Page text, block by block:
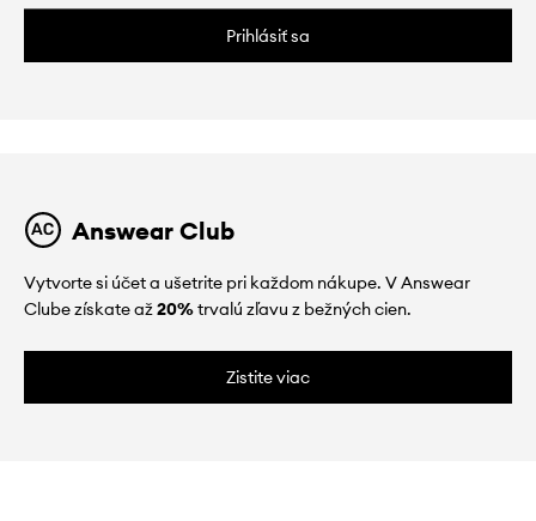
Prihlásiť sa
Answear Club
Vytvorte si účet a ušetrite pri každom nákupe. V Answear
Clube získate až20%trvalú zľavu z bežných cien.
Zistite viac